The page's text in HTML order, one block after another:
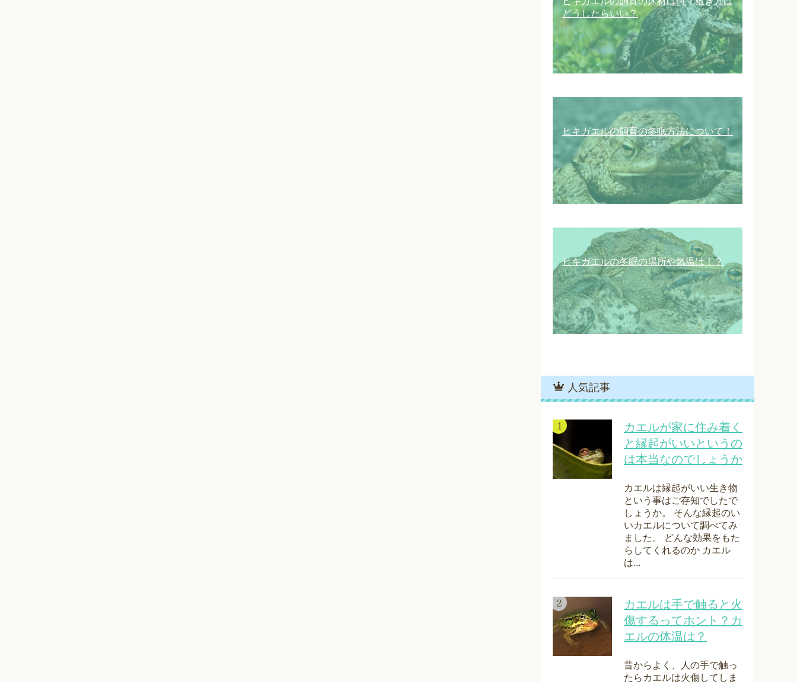
どうしたらいい？
ヒキガエルの飼育の冬眠方法について！
ヒキガエルの冬眠の場所や気温は！？
人気記事
カエルが家に住み着く
と縁起がいいというの
は本当なのでしょうか
カエルは縁起がいい生き物
という事はご存知でしたで
しょうか。 そんな縁起のい
いカエルについて調べてみ
ました。 どんな効果をもた
らしてくれるのか カエル
は...
カエルは手で触ると火
傷するってホント？カ
エルの体温は？
昔からよく、人の手で触っ
たらカエルは火傷してしま